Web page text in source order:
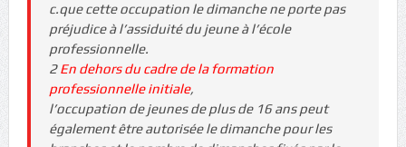
c.que cette occupation le dimanche ne porte pas
préjudice à l’assiduité du jeune à l’école
professionnelle.
2En dehors du cadre de la formation
professionnelle initiale,
l’occupation de jeunes de plus de 16 ans peut
également être autorisée le dimanche pour les